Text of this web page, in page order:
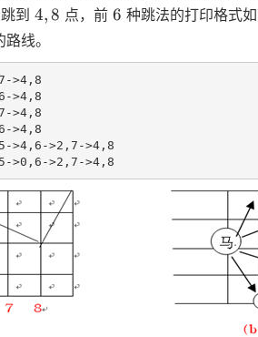
跳到4,8
4, 8 点，前6
6 种跳法的打印格式
线。
>4,8
>4,8
>4,8
>4,8
>4,6->2,7->4,8